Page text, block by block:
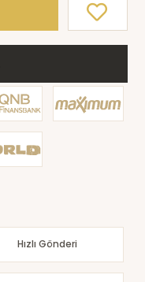
Hızlı Gönderi